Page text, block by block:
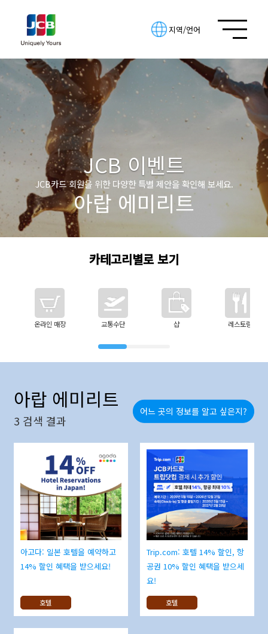
지역/언어
JCB 이벤트
JCB카드 회원을 위한 다양한 특별 제안을 확인해 보세요.
아랍 에미리트
카테고리별로 보기
온라인 매장 교통수단 샵 레스토랑
아랍 에미리트
3 검색 결과
어느 곳의 정보를 알고 싶은지?
아고다: 일본 호텔을 예약하고
14% 할인 혜택을 받으세요!
호텔
Trip.com: 호텔 14% 할인, 항
공권 10% 할인 혜택을 받으세
요!
호텔